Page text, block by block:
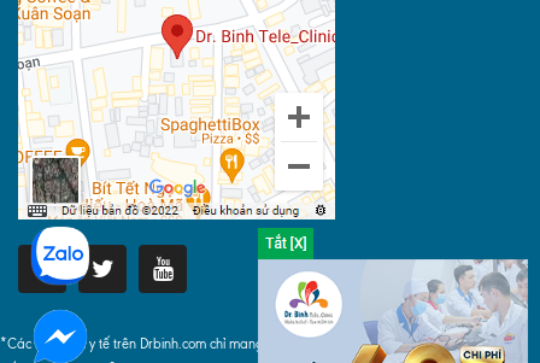
*Các thông tin y tế trên Drbinh.com chỉ mang tính chất tham khảo, khi áp dụng phải tuyệt